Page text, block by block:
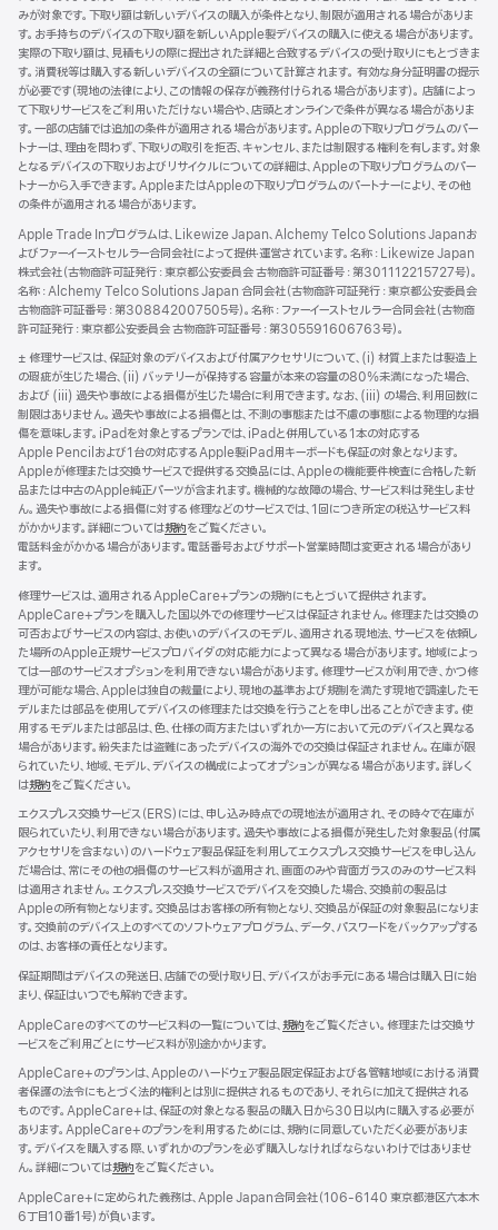
ド
ウ
で
開
き
ま
す）
みが対象です。下取り額は新しいデバイスの購入が条件となり、制限が適用される場合がありま
す。お手持ちのデバイスの下取り額を新しいApple製デバイスの購入に使える場合があります。
実際の下取り額は、見積もりの際に提出された詳細と合致するデバイスの受け取りにもとづきま
す。消費税等は購入する新しいデバイスの全額について計算されます。 有効な身分証明書の提示
が必要です（現地の法律により、この情報の保存が義務付けられる場合があります）。 店舗によっ
て下取りサービスをご利用いただけない場合や、店頭とオンラインで条件が異なる場合がありま
す。一部の店舗では追加の条件が適用される場合があります。Appleの下取りプログラムのパー
トナーは、理由を問わず、下取りの取引を拒否、キャンセル、または制限する権利を有します。対象
となるデバイスの下取りおよびリサイクルについての詳細は、Appleの下取りプログラムのパー
トナーから入手できます。AppleまたはAppleの下取りプログラムのパートナーにより、その他
の条件が適用される場合があります。
Apple Trade Inプログラムは、Likewize Japan、Alchemy Telco Solutions Japanお
よびファーイーストセルラー合同会社によって提供‧運営されています。名称：Likewize Japan
株式会社（古物商許可証発行：東京都公安委員会 古物商許可証番号：第301112215727号）。
名称：Alchemy Telco Solutions Japan 合同会社（古物商許可証発行：東京都公安委員会
古物商許可証番号：第308842007505号）。名称：ファーイーストセルラー合同会社（古物商
許可証発行：東京都公安委員会 古物商許可証番号：第305591606763号）。
脚
注
± 修理サービスは、保証対象のデバイスおよび付属アクセサリについて、(i) 材質上または製造上
の瑕疵が生じた場合、(ii) バッテリーが保持する容量が本来の容量の80%未満になった場合、
および (iii) 過失や事故による損傷が生じた場合に利用できます。なお、(iii) の場合、利用回数に
制限はありません。過失や事故による損傷とは、不測の事態または不慮の事態による物理的な損
傷を意味します。iPadを対象とするプランでは、iPadと併用している1本の対応する
Apple Pencilおよび1台の対応するApple製iPad用キーボードも保証の対象となります。
Appleが修理または交換サービスで提供する交換品には、Appleの機能要件検査に合格した新
品または中古のApple純正パーツが含まれます。機械的な故障の場合、サービス料は発生しませ
ん。過失や事故による損傷に対する修理などのサービスでは、1回につき所定の税込サービス料
がかかります。詳細については規約${translate.store.a11y.opens_new_window}
をご覧ください。
電話料金がかかる場合があります。電話番号およびサポート営業時間は変更される場合があり
ます。
修理サービスは、適用されるAppleCare+プランの規約にもとづいて提供されます。
AppleCare+プランを購入した国以外での修理サービスは保証されません。修理または交換の
可否およびサービスの内容は、お使いのデバイスのモデル、適用される現地法、サービスを依頼し
た場所のApple正規サービスプロバイダの対応能力によって異なる場合があります。地域によっ
ては一部のサービスオプションを利用できない場合があります。修理サービスが利用でき、かつ修
理が可能な場合、Appleは独自の裁量により、現地の基準および規制を満たす現地で調達したモ
デルまたは部品を使用してデバイスの修理または交換を行うことを申し出ることができます。使
用するモデルまたは部品は、色、仕様の両方またはいずれか一方において元のデバイスと異なる
場合があります。紛失または盗難にあったデバイスの海外での交換は保証されません。在庫が限
られていたり、地域、モデル、デバイスの構成によってオプションが異なる場合があります。詳しく
は規約${translate.store.a11y.opens_new_window}
をご覧ください。
エクスプレス交換サービス（ERS）には、申し込み時点での現地法が適用され、その時々で在庫が
限られていたり、利用できない場合があります。過失や事故による損傷が発生した対象製品（付属
アクセサリを含まない）のハードウェア製品保証を利用してエクスプレス交換サービスを申し込ん
だ場合は、常にその他の損傷のサービス料が適用され、画面のみや背面ガラスのみのサービス料
は適用されません。エクスプレス交換サービスでデバイスを交換した場合、交換前の製品は
Appleの所有物となります。交換品はお客様の所有物となり、交換品が保証の対象製品になりま
す。交換前のデバイス上のすべてのソフトウェアプログラム、データ、パスワードをバックアップする
のは、お客様の責任となります。
保証期間はデバイスの発送日、店舗での受け取り日、デバイスがお手元にある場合は購入日に始
まり、保証はいつでも解約できます。
AppleCareのすべてのサービス料の一覧については、 規約をご覧ください。修理または交換サ
ービスをご利用ごとにサービス料が別途かかります。
AppleCare+のプランは、Appleのハードウェア製品限定保証および各管轄地域における消費
者保護の法令にもとづく法的権利とは別に提供されるものであり、それらに加えて提供される
ものです。AppleCare+は、保証の対象となる製品の購入日から30日以内に購入する必要が
あります。AppleCare+のプランを利用するためには、規約に同意していただく必要がありま
す。デバイスを購入する際、いずれかのプランを必ず購入しなければならないわけではありませ
ん。詳細については規約${translate.store.a11y.opens_new_window}
をご覧ください。
AppleCare+に定められた義務は、Apple Japan合同会社（106-6140 東京都港区六本木
6丁目10番1号）が負いま す 。